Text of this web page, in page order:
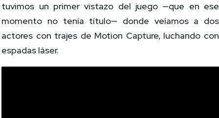
tuvimos un primer vistazo del juego —que en ese
momento no tenía título— donde veíamos a dos
actores con trajes de Motion Capture, luchando con
espadas láser.